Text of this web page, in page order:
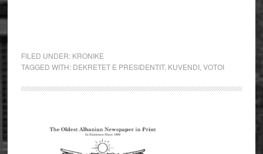
FILED UNDER: KRONIKE
TAGGED WITH: DEKRETET E PRESIDENTIT, KUVENDI, VOTOI